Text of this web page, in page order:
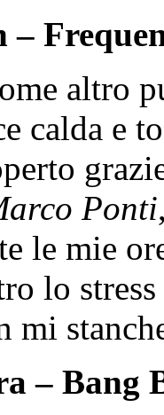
–
altro
calda e
Ponti
le mie
lo
– Bang